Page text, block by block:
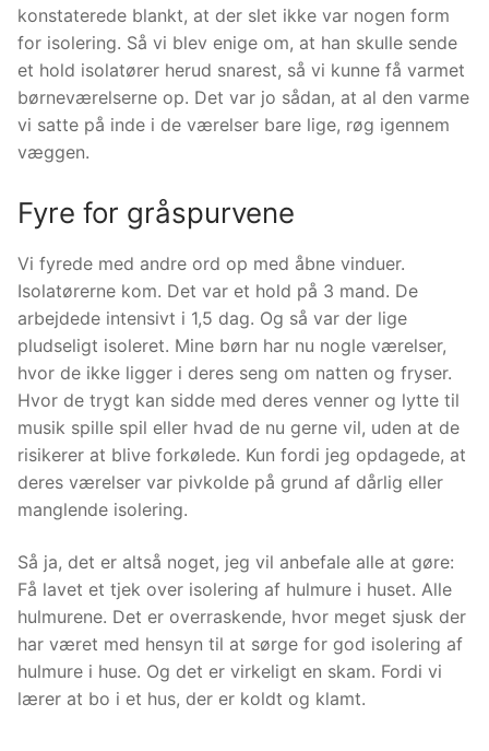
konstaterede blankt, at der slet ikke var nogen form
for isolering. Så vi blev enige om, at han skulle sende
et hold isolatører herud snarest, så vi kunne få varmet
børneværelserne op. Det var jo sådan, at al den varme
vi satte på inde i de værelser bare lige, røg igennem
væggen.
Fyre for gråspurvene
Vi fyrede med andre ord op med åbne vinduer.
Isolatørerne kom. Det var et hold på 3 mand. De
arbejdede intensivt i 1,5 dag. Og så var der lige
pludseligt isoleret. Mine børn har nu nogle værelser,
hvor de ikke ligger i deres seng om natten og fryser.
Hvor de trygt kan sidde med deres venner og lytte til
musik spille spil eller hvad de nu gerne vil, uden at de
risikerer at blive forkølede. Kun fordi jeg opdagede, at
deres værelser var pivkolde på grund af dårlig eller
manglende isolering.
Så ja, det er altså noget, jeg vil anbefale alle at gøre:
Få lavet et tjek over isolering af hulmure i huset. Alle
hulmurene. Det er overraskende, hvor meget sjusk der
har været med hensyn til at sørge for god isolering af
hulmure i huse. Og det er virkeligt en skam. Fordi vi
lærer at bo i et hus, der er koldt og klamt.